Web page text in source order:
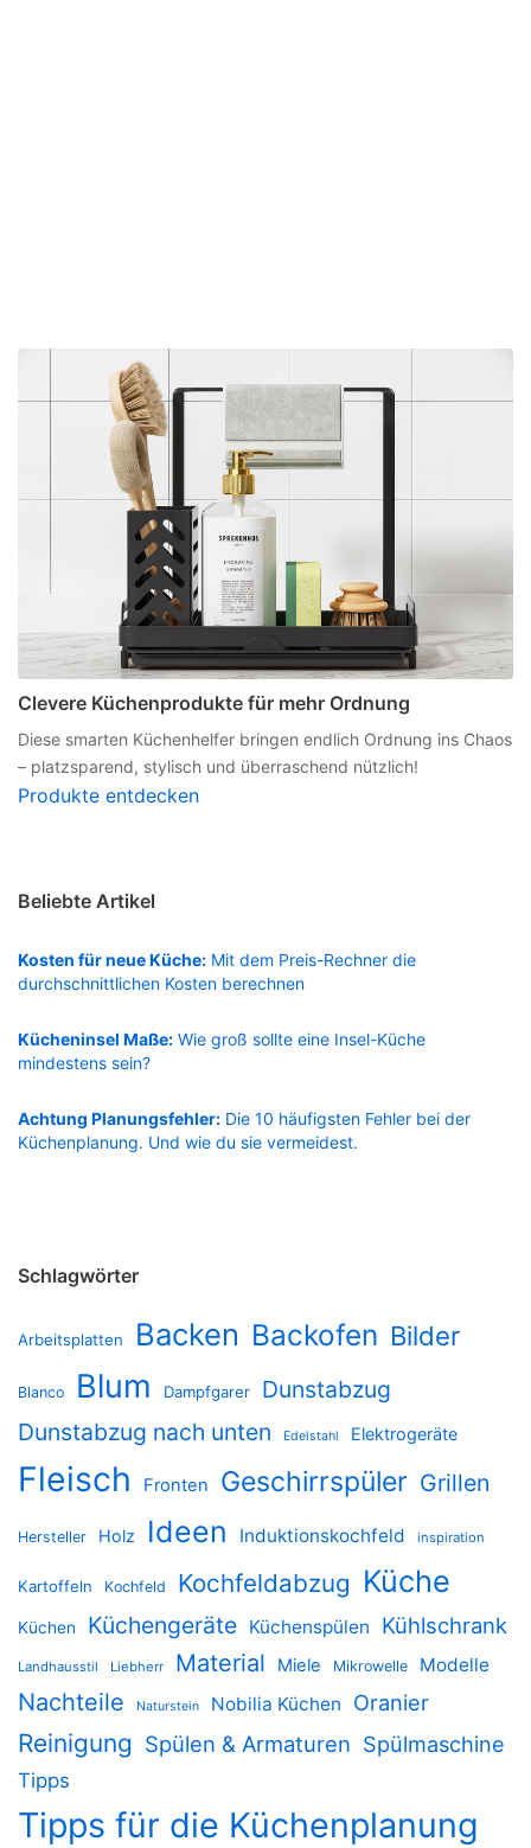
Clevere Küchenprodukte für mehr Ordnung
Diese smarten Küchenhelfer bringen endlich Ordnung ins Chaos
– platzsparend, stylisch und überraschend nützlich!
Produkte entdecken
Beliebte Artikel
Kosten für neue Küche: Mit dem Preis-Rechner die
durchschnittlichen Kosten berechnen
Kücheninsel Maße: Wie groß sollte eine Insel-Küche
mindestens sein?
Achtung Planungsfehler: Die 10 häufigsten Fehler bei der
Küchenplanung. Und wie du sie vermeidest.
Schlagwörter
Arbeitsplatten Backen Backofen Bilder
Blanco Blum Dampfgarer
Dunstabzug
Dunstabzug nach unten
Edelstahl Elektrogeräte
Fleisch Fronten Geschirrspüler Grillen
Hersteller Holz Ideen Induktionskochfeld inspiration
Kartoffeln Kochfeld Kochfeldabzug Küche
Küchen Küchengeräte Küchenspülen Kühlschrank
Landhausstil Liebherr Material Miele Mikrowelle Modelle
Nachteile Naturstein Nobilia Küchen Oranier
Reinigung Spülen & Armaturen Spülmaschine
Tipps
Tipps für die Küchenplanung